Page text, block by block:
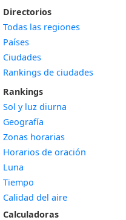
Directorios
Todas las regiones
Países
Ciudades
Rankings de ciudades
Rankings
Sol y luz diurna
Geografía
Zonas horarias
Horarios de oración
Luna
Tiempo
Calidad del aire
Calculadoras